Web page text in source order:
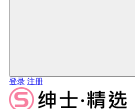
登录 注册